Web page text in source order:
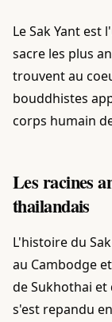
Le Sak Yant
sacre les plus
trouvent au
bouddhistes
corps humain
Les racines
thailandais
L'histoire du
au Cambodge
de Sukhothai
s'est repandu